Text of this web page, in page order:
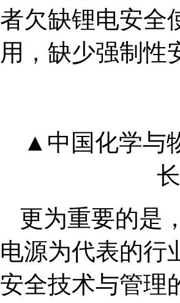
者欠缺锂电安全
用，缺少强制性
▲中国化学与
更为重要的是
电源为代表的行
安全技术与管理